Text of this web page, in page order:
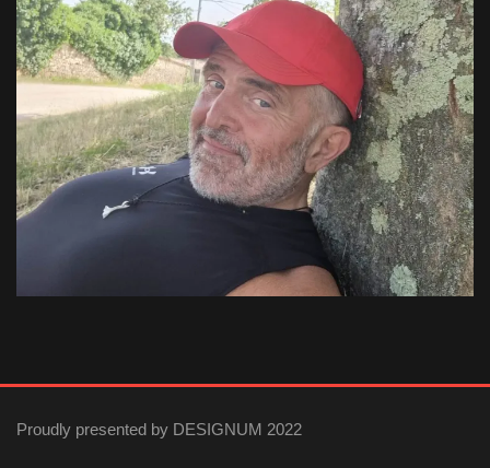
Proudly presented by DESIGNUM 2022